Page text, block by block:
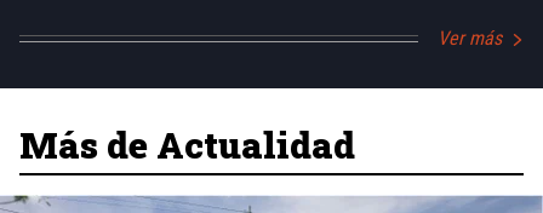
Ver más
Más de Actualidad